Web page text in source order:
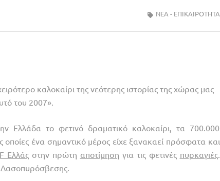
ΝΈΑ - ΕΠΙΚΑΙΡΌΤΗΤΑ
καλοκαίρι της νεότερης ιστορίας της χώρας μας
του 2007».
Ελλάδα το φετινό δραματικό καλοκαίρι, τα 700.000
ένα σημαντικό μέρος είχε ξανακαεί πρόσφατα και
Ελλάςστην πρώτη αποτίμηση για τις φετινές πυρκαγιές.
Δασοπυρόσβεσης.